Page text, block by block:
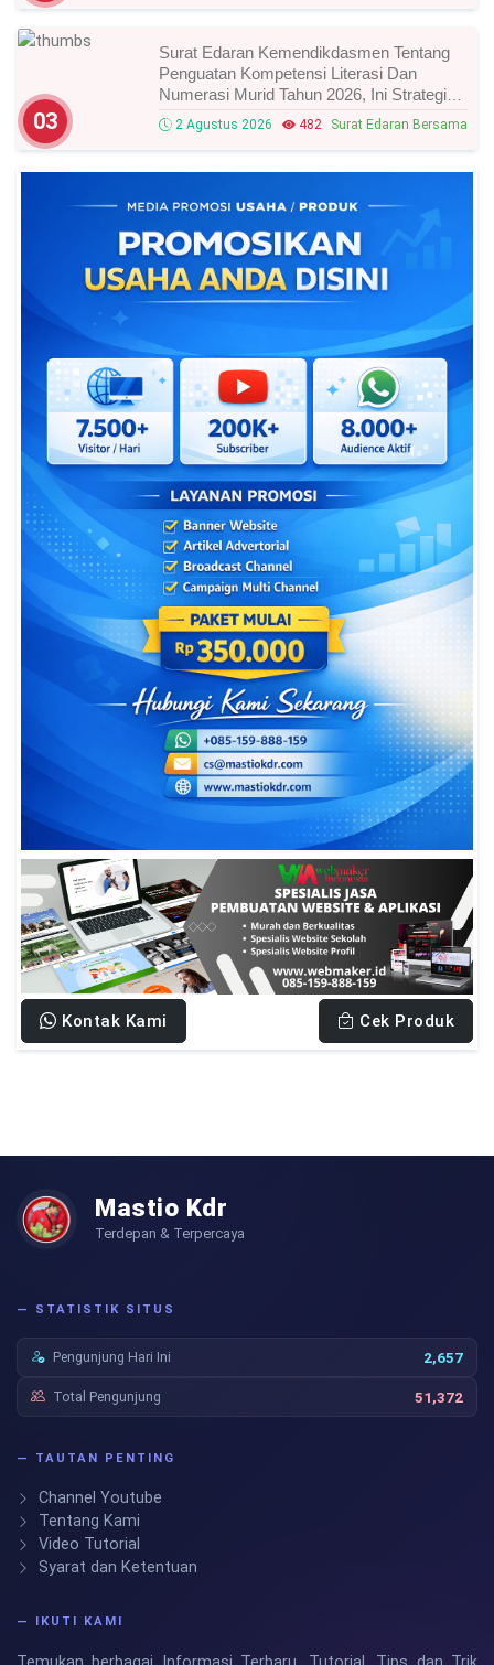
03
Surat Edaran Kemendikdasmen Tentang
Penguatan Kompetensi Literasi Dan
Numerasi Murid Tahun 2026, Ini Strategi
Dan Alurnya
2 Agustus 2026 482 Surat Edaran Bersama
Kontak Kami Cek Produk
Mastio Kdr
Terdepan & Terpercaya
— STATISTIK SITUS
Pengunjung Hari Ini 2,657
Total Pengunjung 51,372
— TAUTAN PENTING
Channel Youtube
Tentang Kami
Video Tutorial
Syarat dan Ketentuan
— IKUTI KAMI